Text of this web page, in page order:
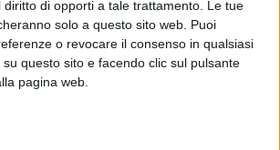
diritto di opporti a tale trattamento. Le tue
solo a questo sito web. Puoi
o revocare il consenso in qualsiasi
questo sito e facendo clic sul pulsante
pagina web.
in questione sono stati eseguiti,
Pubblica Amministrazione interventi di
in sicurezza.